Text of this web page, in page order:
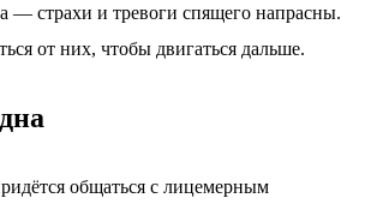
— страхи и тревоги спящего напрасны.
от них, чтобы двигаться дальше.
общаться с лицемерным